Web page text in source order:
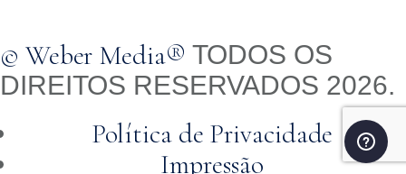
© Weber Media® TODOS OS
DIREITOS RESERVADOS 2026.
Política de Privacidade
Impressão